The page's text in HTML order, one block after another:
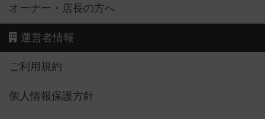
オーナー・店長の方へ
運営者情報
ご利用規約
個人情報保護方針